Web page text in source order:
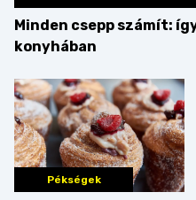
Minden csepp számít:
konyhában
Pékségek